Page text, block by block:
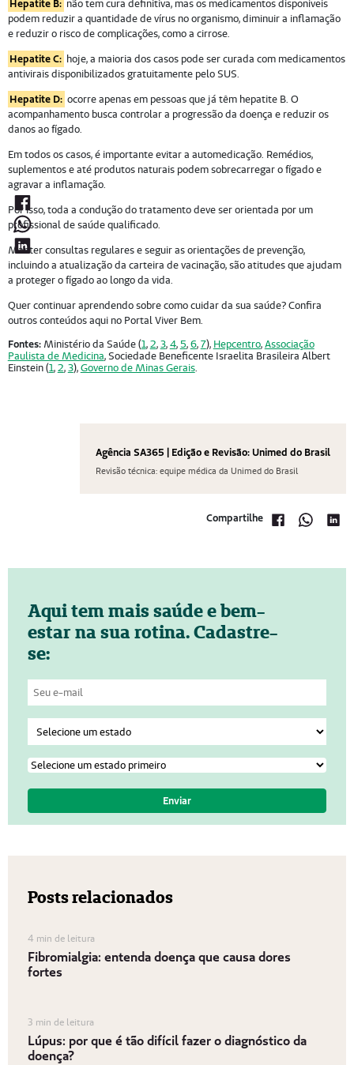
Hepatite B: não tem cura definitiva, mas os medicamentos disponíveis
podem reduzir a quantidade de vírus no organismo, diminuir a inflamação
e reduzir o risco de complicações, como a cirrose.
Hepatite C: hoje, a maioria dos casos pode ser curada com medicamentos
antivirais disponibilizados gratuitamente pelo SUS.
Hepatite D: ocorre apenas em pessoas que já têm hepatite B. O
acompanhamento busca controlar a progressão da doença e reduzir os
danos ao fígado.
Em todos os casos, é importante evitar a automedicação. Remédios,
suplementos e até produtos naturais podem sobrecarregar o fígado e
agravar a inflamação.
Por isso, toda a condução do tratamento deve ser orientada por um
profissional de saúde qualificado.
Manter consultas regulares e seguir as orientações de prevenção,
incluindo a atualização da carteira de vacinação, são atitudes que ajudam
a proteger o fígado ao longo da vida.
Quer continuar aprendendo sobre como cuidar da sua saúde? Confira
outros conteúdos aqui no Portal Viver Bem.
Fontes:Ministério da Saúde (1,2,3,4, 5,6,7), Hepcentro,Associação
Paulista de Medicina, Sociedade Beneficente Israelita Brasileira Albert
Einstein (1,2,3),Governo de Minas Gerais.
Agência SA365 | Edição e Revisão: Unimed do Brasil
Revisão técnica: equipe médica da Unimed do Brasil
Compartilhe
Aqui tem mais saúde e bem-
estar na sua rotina. Cadastre-
se:
Posts relacionados
4 min de leitura
Fibromialgia: entenda doença que causa dores
fortes
3 min de leitura
Lúpus: por que é tão difícil fazer o diagnóstico da
doença?